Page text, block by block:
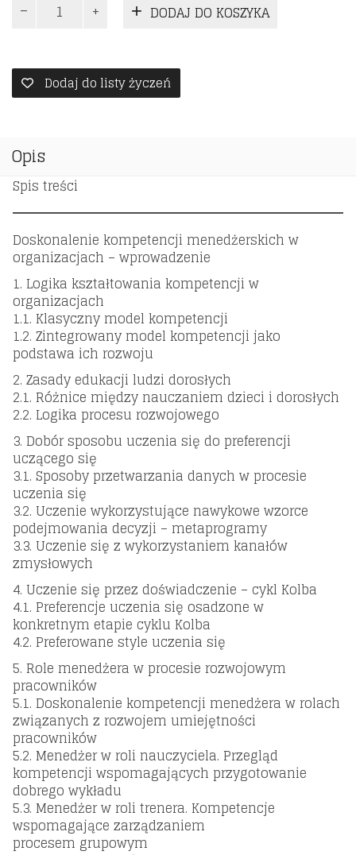
Doskonalenie DODAJ DO KOSZYKA
Dodaj do listy życzeń
Opis
Spis treści
Doskonalenie kompetencji menedżerskich w
organizacjach – wprowadzenie
1. Logika kształtowania kompetencji w
organizacjach
1.1. Klasyczny model kompetencji
1.2. Zintegrowany model kompetencji jako
podstawa ich rozwoju
2. Zasady edukacji ludzi dorosłych
2.1. Różnice między nauczaniem dzieci i dorosłych
2.2. Logika procesu rozwojowego
3. Dobór sposobu uczenia się do preferencji
uczącego się
3.1. Sposoby przetwarzania danych w procesie
uczenia się
3.2. Uczenie wykorzystujące nawykowe wzorce
podejmowania decyzji – metaprogramy
3.3. Uczenie się z wykorzystaniem kanałów
zmysłowych
4. Uczenie się przez doświadczenie – cykl Kolba
4.1. Preferencje uczenia się osadzone w
konkretnym etapie cyklu Kolba
4.2. Preferowane style uczenia się
5. Role menedżera w procesie rozwojowym
pracowników
5.1. Doskonalenie kompetencji menedżera w rolach
związanych z rozwojem umiejętności
pracowników
5.2. Menedżer w roli nauczyciela. Przegląd
kompetencji wspomagających przygotowanie
dobrego wykładu
5.3. Menedżer w roli trenera. Kompetencje
wspomagające zarządzaniem
procesem grupowym